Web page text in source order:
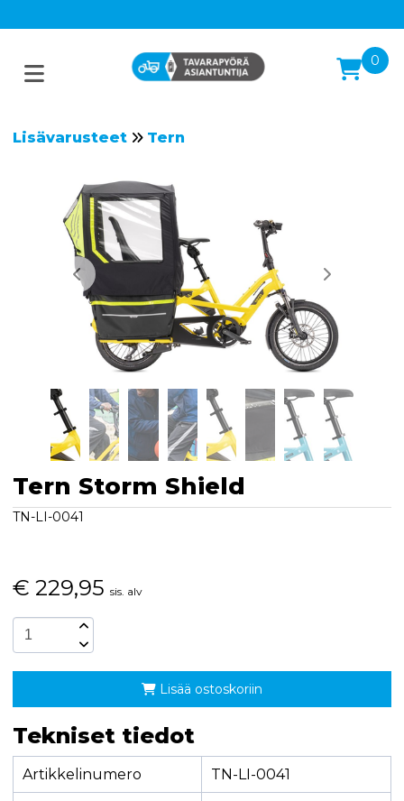
0
Lisävarusteet Tern
Tern Storm Shield
TN-LI-0041
€ 229,95 sis. alv
Lisää ostoskoriin
Tekniset tiedot
Artikkelinumero TN-LI-0041